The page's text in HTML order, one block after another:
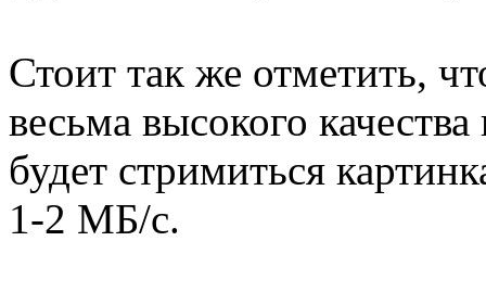
Стоит так же отметить,
весьма высокого
будет стримиться
1-2 МБ/с.